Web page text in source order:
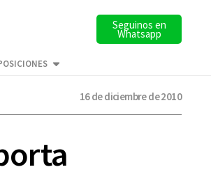
Seguinos en
Whatsapp
16 de diciembre de 2010